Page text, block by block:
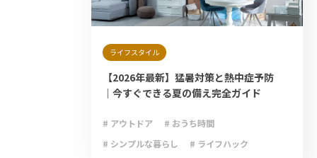
ライフスタイル
【2026年最新】猛暑対策と熱中症予防
｜今すぐできる夏の備え完全ガイド
# アウトドア
# おうち時間
# シンプルな暮らし
# ライフハック